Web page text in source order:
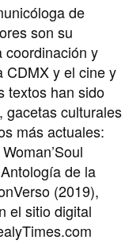
de
son su
coordinación y
CDMX y el cine y
textos han sido
gacetas culturales
más actuales:
de la
(2019),
el sitio digital